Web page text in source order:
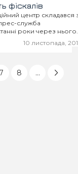
фіскалів
центр складався
служба
роки через нього
10 листопада,
7 8 ...